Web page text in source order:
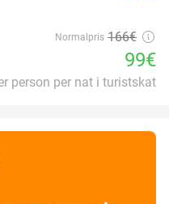
Normalpris 166€
99€
person per nat i turistskat